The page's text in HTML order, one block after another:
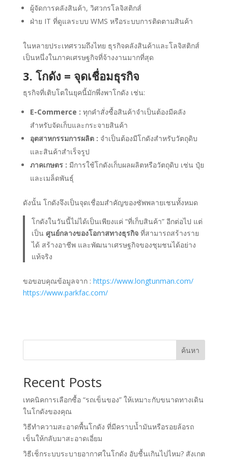
ผู้จัดการคลังสินค้า, วิศวกรโลจิสติกส์
ฝ่าย IT ที่ดูแลระบบ WMS หรือระบบการติดตามสินค้า
ในหลายประเทศรวมถึงไทย ธุรกิจคลังสินค้าและโลจิสติกส์
เป็นหนึ่งในภาคเศรษฐกิจที่จ้างงานมากที่สุด
3. โกดัง = จุดเชื่อมธุรกิจ
ธุรกิจที่เติบโตในยุคนี้มักพึ่งพาโกดัง เช่น:
E-Commerce : ทุกคำสั่งซื้อสินค้าจำเป็นต้องมีคลัง
สำหรับจัดเก็บและกระจายสินค้า
อุตสาหกรรมการผลิต : จำเป็นต้องมีโกดังสำหรับวัตถุดิบ
และสินค้าสำเร็จรูป
ภาคเกษตร : มีการใช้โกดังเก็บผลผลิตหรือวัตถุดิบ เช่น ปุ๋ย
และเมล็ดพันธุ์
ดังนั้น โกดังจึงเป็นจุดเชื่อมสำคัญของซัพพลายเชนทั้งหมด
โกดังในวันนี้ไม่ได้เป็นเพียงแค่ “ที่เก็บสินค้า” อีกต่อไป แต่
เป็นศูนย์กลางของโอกาสทางธุรกิจ ที่สามารถสร้างราย
ได้ สร้างอาชีพ และพัฒนาเศรษฐกิจของชุมชนได้อย่าง
แท้จริง
ขอขอบคุณข้อมูลจาก : https://www.longtunman.com/
https://www.parkfac.com/
ค้นหา
Recent Posts
เทคนิคการเลือกซื้อ “รถเข็นของ” ให้เหมาะกับขนาดทางเดิน
ในโกดังของคุณ
วิธีทำความสะอาดพื้นโกดัง ที่มีคราบน้ำมันหรือรอยล้อรถ
เข็นให้กลับมาสะอาดเอี่ยม
วิธีเช็กระบบระบายอากาศในโกดัง อับชื้นเกินไปไหม? สังเกต